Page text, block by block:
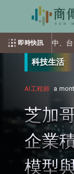
即時快訊
對中、台、越特定
科技生活
AI工程師 a
芝加
企業
模型